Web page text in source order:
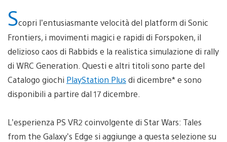
Scopri l’entusiasmante velocità del platform di Sonic
Frontiers, i movimenti magici e rapidi di Forspoken, il
delizioso caos di Rabbids e la realistica simulazione di rally
di WRC Generation. Questi e altri titoli sono parte del
Catalogo giochi PlayStation Plus di dicembre* e sono
disponibili a partire dal 17 dicembre.
L’esperienza PS VR2 coinvolgente di Star Wars: Tales
from the Galaxy’s Edge si aggiunge a questa selezione su